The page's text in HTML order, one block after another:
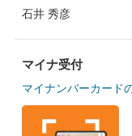
石井 秀彦
マイナ受付
マイナンバーカード